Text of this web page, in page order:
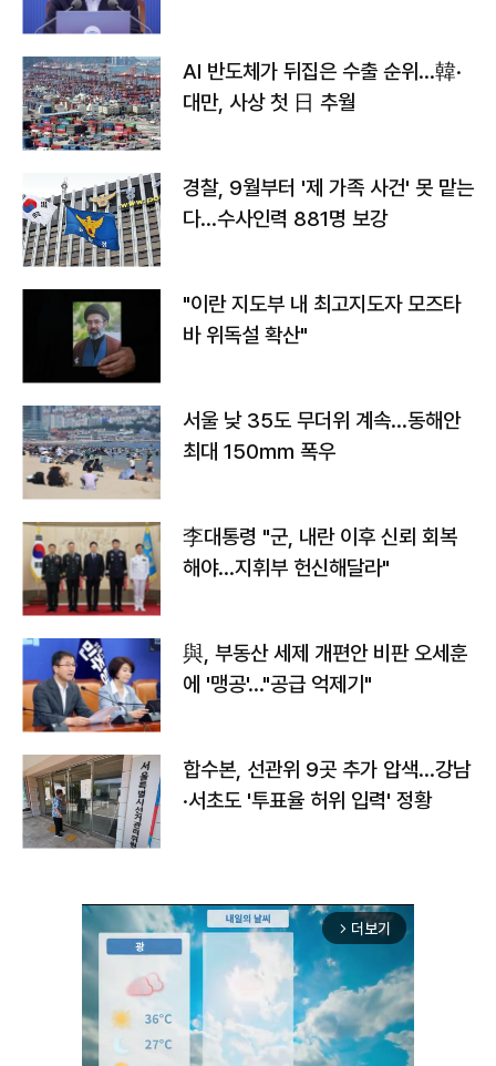
AI 반도체가 뒤집은 수출 순위…韓·
대만, 사상 첫 日 추월
경찰, 9월부터 '제 가족 사건' 못 맡는
다…수사인력 881명 보강
"이란 지도부 내 최고지도자 모즈타
바 위독설 확산"
서울 낮 35도 무더위 계속…동해안
최대 150㎜ 폭우
李대통령 "군, 내란 이후 신뢰 회복
해야…지휘부 헌신해달라"
與, 부동산 세제 개편안 비판 오세훈
에 '맹공'…"공급 억제기"
합수본, 선관위 9곳 추가 압색…강남
·서초도 '투표율 허위 입력' 정황
arrow_forward_ios 더보기